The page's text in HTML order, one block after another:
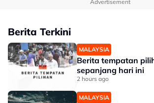
Advertisement
Berita Terkini
MALAYSIA
Berita tempatan
sepanjang hari ini
2 hours ago
MALAYSIA